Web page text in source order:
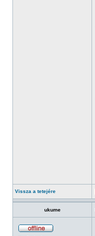
Vissza a tetejére
ukume